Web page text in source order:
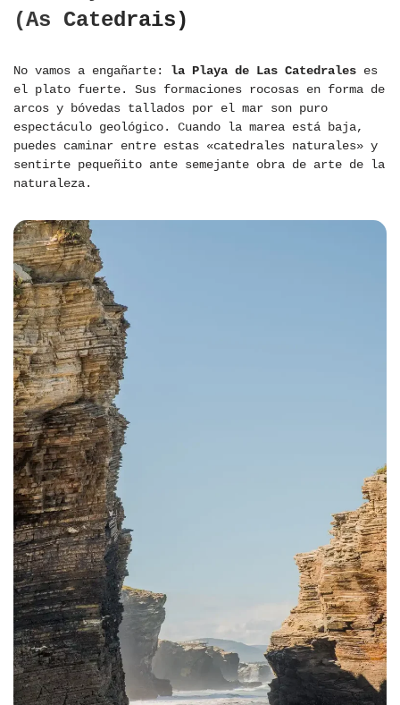
(As Catedrais)
No vamos a engañarte: la Playa de Las Catedrales es
el plato fuerte. Sus formaciones rocosas en forma de
arcos y bóvedas tallados por el mar son puro
espectáculo geológico. Cuando la marea está baja,
puedes caminar entre estas «catedrales naturales» y
sentirte pequeñito ante semejante obra de arte de la
naturaleza.